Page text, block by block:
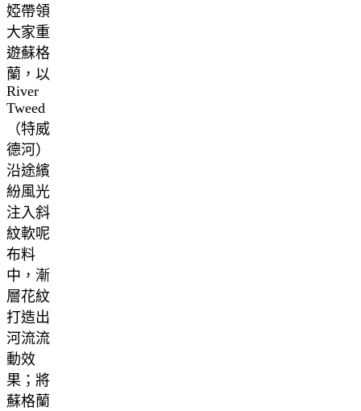
婭帶領
大家重
遊蘇格
蘭，以
River
Tweed
（特威
德河）
沿途繽
紛風光
注入斜
紋軟呢
布料
中，漸
層花紋
打造出
河流流
動效
果；將
蘇格蘭